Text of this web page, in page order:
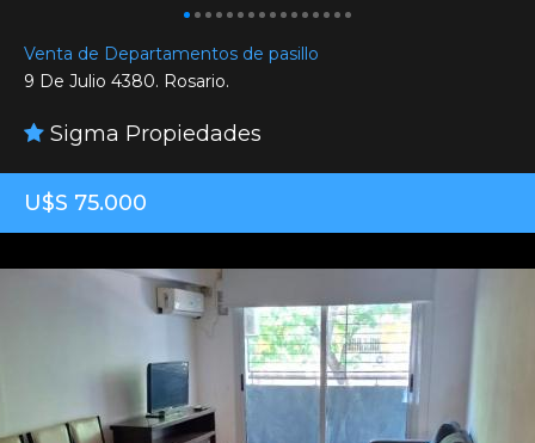
Venta de Departamentos de pasillo
9 De Julio 4380. Rosario.
Sigma Propiedades
U$S 75.000